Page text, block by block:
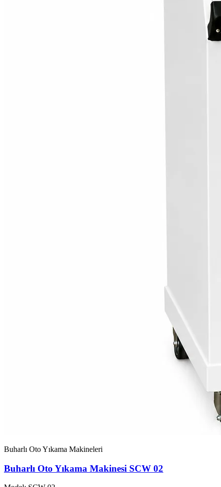
Buharlı Oto Yıkama Makineleri
Buharlı Oto Yıkama Makinesi SCW 02